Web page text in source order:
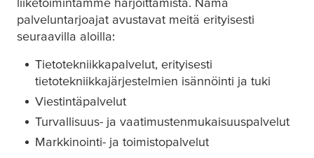
palveluntarjoajat avustavat meitä erityisesti
seuraavilla aloilla:
Tietotekniikkapalvelut, erityisesti
tietotekniikkajärjestelmien isännöinti ja tuki
Viestintäpalvelut
Turvallisuus- ja vaatimustenmukaisuuspalvelut
Markkinointi- ja toimistopalvelut